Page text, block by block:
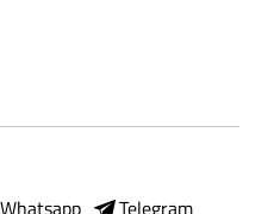
Whatsapp
Telegram